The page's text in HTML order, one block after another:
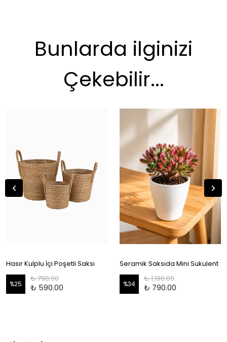
Bunlarda ilginizi
Çekebilir...
Hasır Kulplu İçi Poşetli Saksı
%25
₺ 790.00
₺ 590.00
Seramik Saksıda Mini Sukulent
%34
₺ 1,190.00
₺ 790.00